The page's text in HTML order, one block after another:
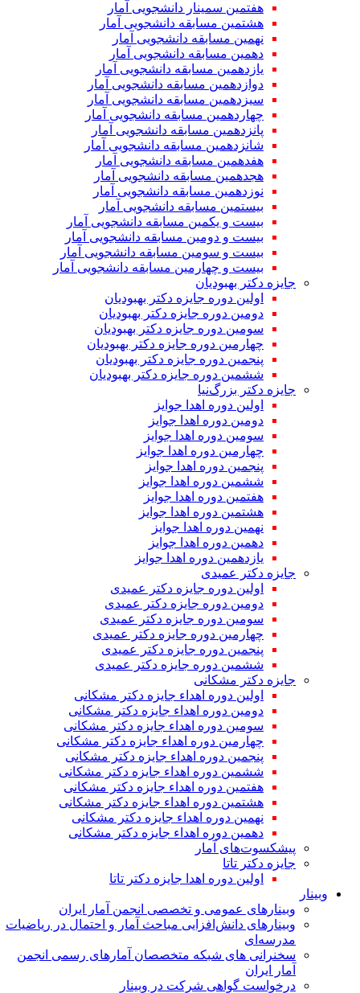
هفتمین سمینار دانشجویی آمار
هشتمین مسابقه دانشجویی آمار
نهمین مسابقه دانشجویی آمار
دهمین مسابقه دانشجویی آمار
یازدهمین مسابقه دانشجویی آمار
دوازدهمین مسابقه دانشجویی آمار
سیزدهمین مسابقه دانشجویی آمار
چهاردهمین مسابقه دانشجویی آمار
پانزدهمین مسابقه دانشجویی آمار
شانزدهمین مسابقه دانشجویی آمار
هفدهمین مسابقه دانشجویی آمار
هجدهمین مسابقه دانشجویی آمار
نوزدهمین مسابقه دانشجویی آمار
بیستمین مسابقه دانشجویی آمار
بیست و یکمین مسابقه دانشجویی آمار
بیست و دومین مسابقه دانشجویی آمار
بیست و سومین مسابقه دانشجویی آمار
بیست و چهارمین مسابقه دانشجویی آمار
جایزه دکتر بهبودیان
اولین دوره جایزه دکتر بهبودیان
دومین دوره جایزه دکتر بهبودیان
سومین دوره جایزه دکتر بهبودیان
چهارمین دوره جایزه دکتر بهبودیان
پنجمین دوره جایزه دکتر بهبودیان
ششمین دوره جایزه دکتر بهبودیان
جایزه دکتر بزرگ‌نیا
اولین دوره اهدا جوایز
دومین دوره اهدا جوایز
سومین دوره اهدا جوایز
چهارمین دوره اهدا جوایز
پنجمین دوره اهدا جوایز
ششمین دوره اهدا جوایز
هفتمین دوره اهدا جوایز
هشتمین دوره اهدا جوایز
نهمین دوره اهدا جوایز
دهمین دوره اهدا جوایز
یازدهمین دوره اهدا جوایز
جایزه دکتر عمیدی
اولین دوره جایزه دکتر عمیدی
دومین دوره جایزه دکتر عمیدی
سومین دوره جایزه دکتر عمیدی
چهارمین دوره جایزه دکتر عمیدی
پنجمین دوره جایزه دکتر عمیدی
ششمین دوره جایزه دکتر عمیدی
جایزه دکتر مشکانی
اولین دوره اهداء جایزه دکتر مشکانی
دومین دوره اهداء جایزه دکتر مشکانی
سومین دوره اهداء جایزه دکتر مشکانی
چهارمین دوره اهداء جایزه دکتر مشکانی
پنجمین دوره اهداء جایزه دکتر مشکانی
ششمین دوره اهداء جایزه دکتر مشکانی
هفتمین دوره اهداء جایزه دکتر مشکانی
هشتمین دوره اهداء جایزه دکتر مشکانی
نهمین دوره اهداء جایزه دکتر مشکانی
دهمین دوره اهداء جایزه دکتر مشکانی
پیشکسوت‌های آمار
جایزه دکتر تاتا
اولین دوره اهدا جایزه دکتر تاتا
وبینار
وبینارهای عمومی و تخصصی انجمن آمار ایران
وبینارهای دانش‌افزایی مباحث آمار و احتمال در ریاضیات
مدرسه‌ای
سخنرانی های شبکه متخصصان آمارهای رسمی انجمن
آمار ایران
درخواست گواهی شرکت در وبینار